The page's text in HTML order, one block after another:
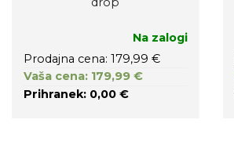
Na zalogi
Prodajna cena: 179,99 €
Vaša cena: 179,99 €
Prihranek: 0,00 €